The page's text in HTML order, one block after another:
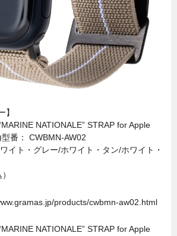
】
NATIONALE” STRAP for Apple
番： CWBMN-AW02
イト・グレー/ホワイト・タン/ホワイト・
products/cwbmn-aw02.html
NATIONALE” STRAP for Apple